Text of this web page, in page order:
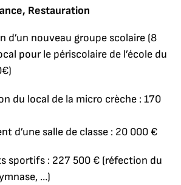
Restauration
d’un nouveau groupe scolaire (8
pour le périscolaire de l’école du
du local de la micro crèche : 170
d’une salle de classe : 20 000 €
sportifs : 227 500 € (réfection du
…)